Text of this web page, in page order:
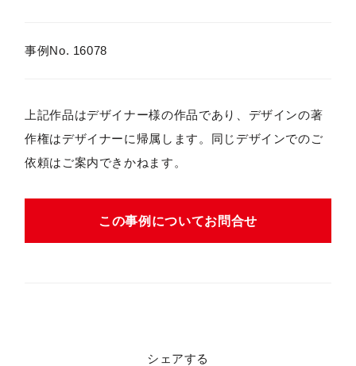
事例No. 16078
上記作品はデザイナー様の作品であり、デザインの著
作権はデザイナーに帰属します。同じデザインでのご
依頼はご案内できかねます。
この事例についてお問合せ
シェアする